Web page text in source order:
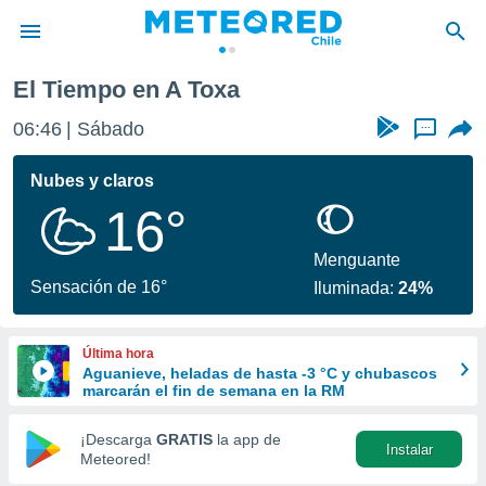
de
por
se
calidad.
a este
las
y
forma
digital
basada
El Tiempo en A Toxa
06:46 Sábado ...
Nubes y claros
16°
Sensación de 16°
Menguante
Iluminada:24%
Última hora
Aguanieve, heladas de hasta -3 °C y chubascos
marcarán el fin de semana en la RM
¡Descarga GRATIS la app de
Meteored!
Instalar